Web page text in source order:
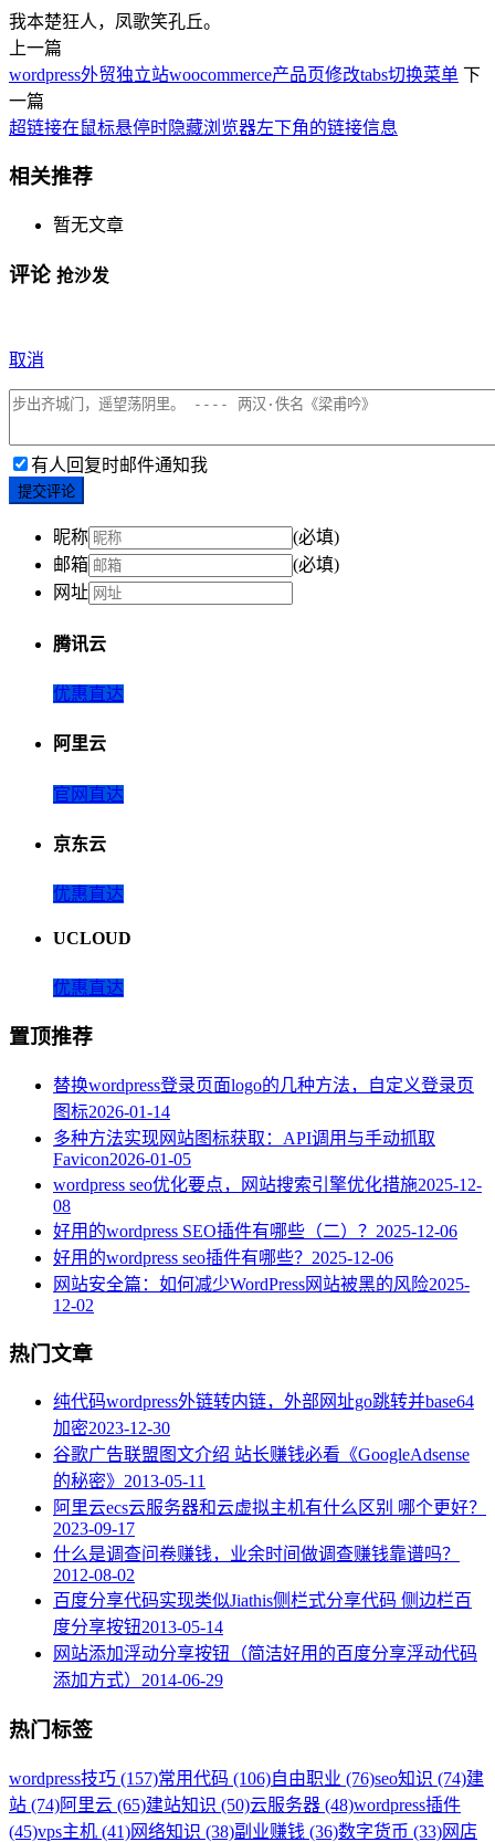
我本楚狂人，凤歌笑孔丘。
上一篇
wordpress外贸独立站woocommerce产品页修改tabs切换菜单 下
一篇
超链接在鼠标悬停时隐藏浏览器左下角的链接信息
相关推荐
暂无文章
评论 抢沙发
取消
有人回复时邮件通知我
提交评论
昵称
(必填)
邮箱
(必填)
网址
腾讯云
优惠直达
阿里云
官网直达
京东云
优惠直达
UCLOUD
优惠直达
置顶推荐
替换wordpress登录页面logo的几种方法，自定义登录页
图标2026-01-14
多种方法实现网站图标获取：API调用与手动抓取
Favicon2026-01-05
wordpress seo优化要点，网站搜索引擎优化措施2025-12-
08
好用的wordpress SEO插件有哪些（二）？ 2025-12-06
好用的wordpress seo插件有哪些？ 2025-12-06
网站安全篇：如何减少WordPress网站被黑的风险2025-
12-02
热门文章
纯代码wordpress外链转内链，外部网址go跳转并base64
加密2023-12-30
谷歌广告联盟图文介绍 站长赚钱必看《GoogleAdsense
的秘密》 2013-05-11
阿里云ecs云服务器和云虚拟主机有什么区别 哪个更好？
2023-09-17
什么是调查问卷赚钱，业余时间做调查赚钱靠谱吗？
2012-08-02
百度分享代码实现类似Jiathis侧栏式分享代码 侧边栏百
度分享按钮2013-05-14
网站添加浮动分享按钮（简洁好用的百度分享浮动代码
添加方式） 2014-06-29
热门标签
wordpress技巧 (157)常用代码 (106)自由职业 (76)seo知识 (74)建
站 (74)阿里云 (65)建站知识 (50)云服务器 (48)wordpress插件
(45)vps主机 (41)网络知识 (38)副业赚钱 (36)数字货币 (33)网店